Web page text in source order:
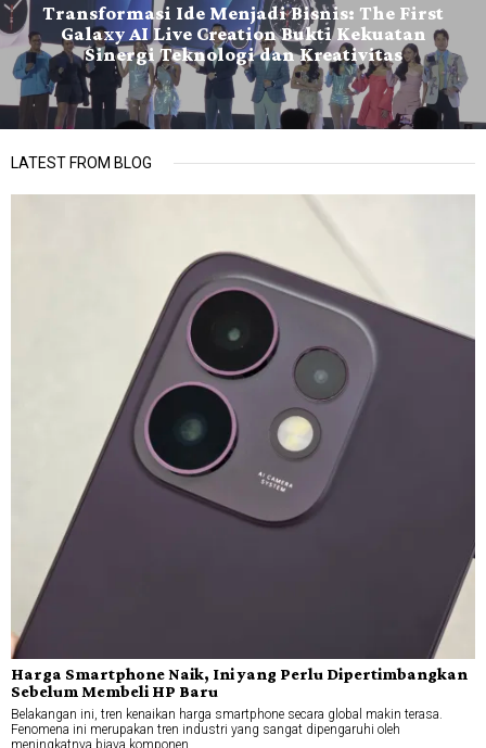
Transformasi Ide Menjadi Bisnis: The First
Galaxy AI Live Creation Bukti Kekuatan
Sinergi Teknologi dan Kreativitas
LATEST FROM BLOG
Harga Smartphone Naik, Ini yang Perlu Dipertimbangkan
Sebelum Membeli HP Baru
Belakangan ini, tren kenaikan harga smartphone secara global makin terasa.
Fenomena ini merupakan tren industri yang sangat dipengaruhi oleh
meningkatnya biaya komponen